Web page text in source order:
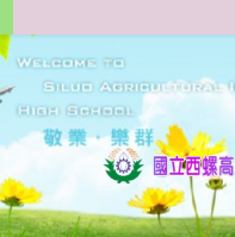
轉
至
要
容